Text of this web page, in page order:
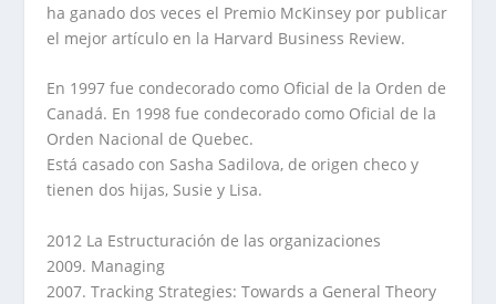
ha ganado dos veces el Premio McKinsey por publicar
el mejor artículo en la Harvard Business Review.
En 1997 fue condecorado como Oficial de la Orden de
Canadá. En 1998 fue condecorado como Oficial de la
Orden Nacional de Quebec.
Está casado con Sasha Sadilova, de origen checo y
tienen dos hijas, Susie y Lisa.
2012 La Estructuración de las organizaciones
2009. Managing
2007. Tracking Strategies: Towards a General Theory